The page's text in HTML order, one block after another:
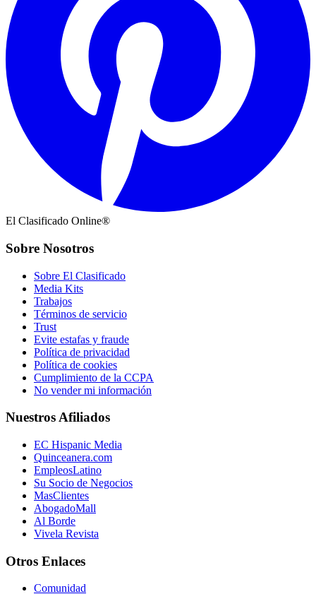
El Clasificado Online®
Sobre Nosotros
Sobre El Clasificado
Media Kits
Trabajos
Términos de servicio
Trust
Evite estafas y fraude
Política de privacidad
Política de cookies
Cumplimiento de la CCPA
No vender mi información
Nuestros Afiliados
EC Hispanic Media
Quinceanera.com
EmpleosLatino
Su Socio de Negocios
MasClientes
AbogadoMall
Al Borde
Vivela Revista
Otros Enlaces
Comunidad